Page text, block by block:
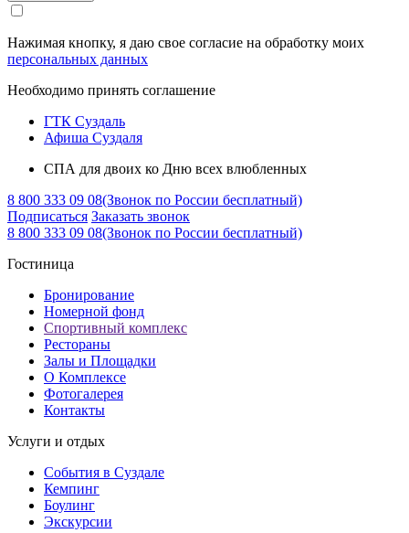
Нажимая кнопку, я даю свое согласие на обработку моих
персональных данных
Необходимо принять соглашение
ГТК Суздаль
Афиша Суздаля
СПА для двоих ко Дню всех влюбленных
8 800 333 09 08(Звонок по России бесплатный)
Подписаться Заказать звонок
8 800 333 09 08(Звонок по России бесплатный)
Гостиница
Бронирование
Номерной фонд
Спортивный комплекс
Рестораны
Залы и Площадки
О Комплексе
Фотогалерея
Контакты
Услуги и отдых
События в Суздале
Кемпинг
Боулинг
Экскурсии